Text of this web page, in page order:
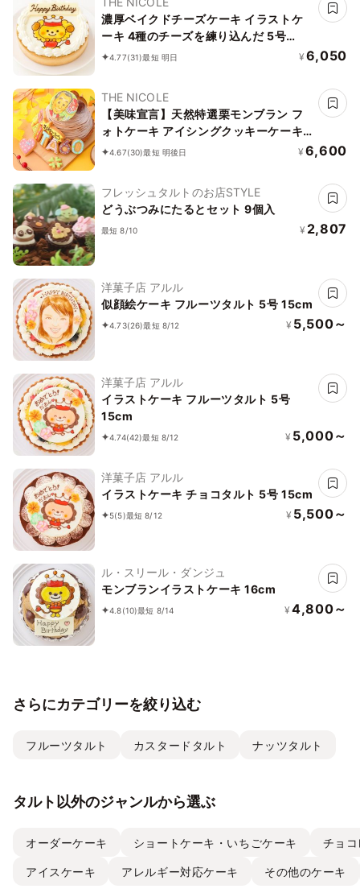
濃厚ベイクドチーズケーキ イラストケ
ーキ 4種のチーズを練り込んだ 5号
15cm ギフトに最適
4.77(31)最短 明日 ¥ 6,050
THE NICOLE
【美味宣言】天然特選栗モンブラン フ
ォトケーキ アイシングクッキーケーキ
文字入りアイシング 写真ケーキ 5号
4.67(30)最短 明後日 ¥ 6,600
フレッシュタルトのお店STYLE
どうぶつみにたるとセット 9個入
最短 8/10 ¥ 2,807
洋菓子店 アルル
似顔絵ケーキ フルーツタルト 5号 15cm
4.73(26)最短 8/12 ¥ 5,500～
洋菓子店 アルル
イラストケーキ フルーツタルト 5号
15cm
4.74(42)最短 8/12 ¥ 5,000～
洋菓子店 アルル
イラストケーキ チョコタルト 5号 15cm
5(5)最短 8/12 ¥ 5,500～
ル・スリール・ダンジュ
モンブランイラストケーキ 16cm
4.8(10)最短 8/14 ¥ 4,800～
さらにカテゴリーを絞り込む
フルーツタルト カスタードタルト ナッツタルト
タルト以外のジャンルから選ぶ
オーダーケーキ ショートケーキ・いちごケーキ チョ
アイスケーキ アレルギー対応ケーキ その他のケーキ